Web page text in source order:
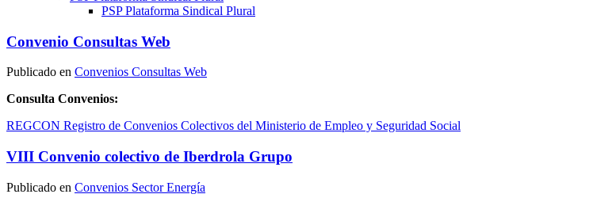
PSP Plataforma Sindical Plural
Convenio Consultas Web
Publicado en Convenios Consultas Web
Consulta Convenios:
REGCON Registro de Convenios Colectivos del Ministerio de Empleo y Seguridad Social
VIII Convenio colectivo de Iberdrola Grupo
Publicado en Convenios Sector Energía